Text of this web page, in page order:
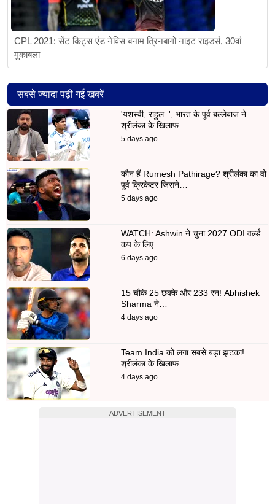
CPL 2021: सेंट किट्स एंड नेविस बनाम त्रिनबागो नाइट राइडर्स, 30वां
मुकाबला
सबसे ज्यादा पढ़ी गई खबरें
'यशस्वी, राहुल..', भारत के पूर्व बल्लेबाज ने
श्रीलंका के खिलाफ…
5 days ago
कौन हैं Rumesh Pathirage? श्रीलंका का वो
पूर्व क्रिकेटर जिसने…
5 days ago
WATCH: Ashwin ने चुना 2027 ODI वर्ल्ड
कप के लिए…
6 days ago
15 चौके 25 छक्के और 233 रन! Abhishek
Sharma ने…
4 days ago
Team India को लगा सबसे बड़ा झटका!
श्रीलंका के खिलाफ…
4 days ago
ADVERTISEMENT